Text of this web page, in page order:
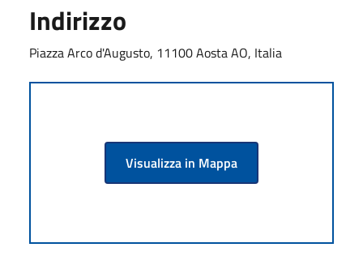
Indirizzo
Piazza Arco d'Augusto, 11100 Aosta AO, Italia
Visualizza in Mappa